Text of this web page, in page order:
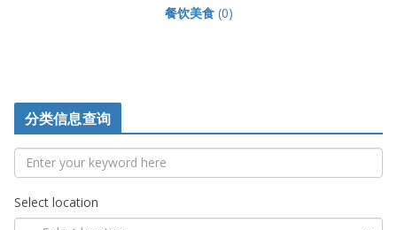
餐饮美食(0)
分类信息查询
Select location